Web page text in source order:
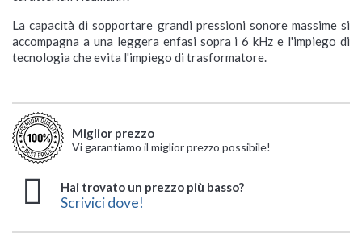
135,00 € 130,90 €
Offerta valida fino al 14/08
219,00 €
279,00 € 198,00 €
299,00 € 165,00 €
194,00 € 194,00 €
266,00 € 989,00 €
La capacità di sopportare grandi pressioni sonore massime si
accompagna a una leggera enfasi sopra i 6 kHz e l'impiego di
tecnologia che evita l'impiego di trasformatore.
Miglior prezzo
Vi garantiamo il miglior prezzo possibile!
Hai trovato un prezzo più basso?
Scrivici dove!